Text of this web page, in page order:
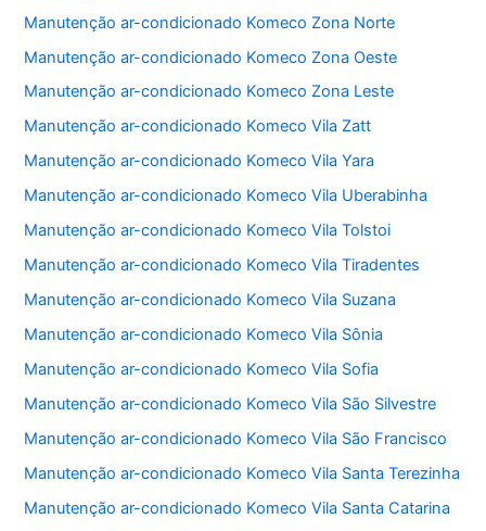
Manutenção ar-condicionado Komeco Zona Norte
Manutenção ar-condicionado Komeco Zona Oeste
Manutenção ar-condicionado Komeco Zona Leste
Manutenção ar-condicionado Komeco Vila Zatt
Manutenção ar-condicionado Komeco Vila Yara
Manutenção ar-condicionado Komeco Vila Uberabinha
Manutenção ar-condicionado Komeco Vila Tolstoi
Manutenção ar-condicionado Komeco Vila Tiradentes
Manutenção ar-condicionado Komeco Vila Suzana
Manutenção ar-condicionado Komeco Vila Sônia
Manutenção ar-condicionado Komeco Vila Sofia
Manutenção ar-condicionado Komeco Vila São Silvestre
Manutenção ar-condicionado Komeco Vila São Francisco
Manutenção ar-condicionado Komeco Vila Santa Terezinha
Manutenção ar-condicionado Komeco Vila Santa Catarina